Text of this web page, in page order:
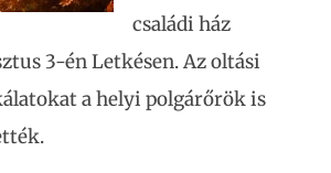
családi ház
3-én Letkésen. Az oltási
a helyi polgárőrök is